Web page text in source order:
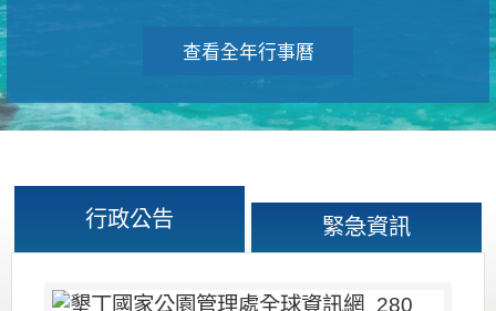
查看全年行事曆
行政公告 緊急資訊